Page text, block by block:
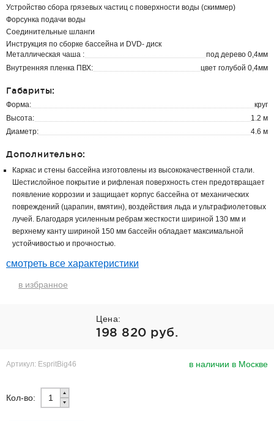
Устройство сбора грязевых частиц с поверхности воды (скиммер)
Форсунка подачи воды
Соединительные шланги
Инструкция по сборке бассейна и DVD- диск
Металлическая чаша :
под дерево 0,4мм
Внутренняя пленка ПВХ:
цвет голубой 0,4мм
Габариты:
Форма:
круг
Высота:
1.2 м
Диаметр:
4.6 м
Дополнительно:
Каркас и стены бассейна изготовлены из высококачественной стали.
Шестислойное покрытие и рифленая поверхность стен предотвращает
появление коррозии и защищает корпус бассейна от механических
повреждений (царапин, вмятин), воздействия льда и ультрафиолетовых
лучей. Благодаря усиленным ребрам жесткости шириной 130 мм и
верхнему канту шириной 150 мм бассейн обладает максимальной
устойчивостью и прочностью.
смотреть все характеристики
в избранное
Цена:
198 820 руб.
Артикул: EspritBig46 в наличии в Москве
Кол-во: